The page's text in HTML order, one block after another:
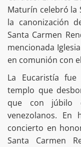
Maturín celebró la
la canonización
Santa Carmen
mencionada
en comunión con
La Eucaristía
templo que
que con júbilo
venezolanos.
concierto en
Santa Carmen